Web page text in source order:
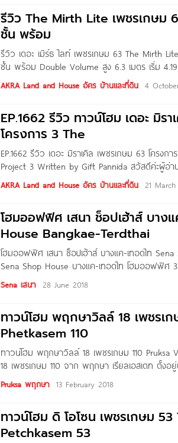
ห้างสรรพสินค้า Lotus’s
รีวิว The Mirth Lite เพชรเกษม
ชั้น พร้อม
รีวิว เดอะ เมิร์ธ ไลท์ เพชรเกษม 63 The Mirth
ชั้น พร้อม Double Volume สูง 6.3 เมตร เริ่ม
Photo by
AKRA Land and House อัคร บ้านและที่ดิน 4
EP.1662 รีวิว ทาวน์โฮม เดอะ มิร
โครงการ 3 The
EP.1662 รีวิว เดอะ มิราเคิล เพชรเกษม 63 โครง
Project 3 Written by Gift Pannida สวัสดีค่ะผู้อ่
จะขอพาไปชมโครงการทาวน์โฮมใหม่ ฝั่งเพชรเกษมกั
เพชรเกษม 63 โครงการ 3 จาก AKRA Land
AKRA Land and House อัคร บ้านและที่ดิน 21
โฮมออฟฟิศ เสนา ช็อปเฮ้าส์ บาง
House Bangkae-Terdthai
โฮมออฟฟิศ เสนา ช็อปเฮ้าส์ บางแค-เทอดไท
Sena Shop House บางแค-เทอดไท โฮมออฟฟิศ
อดไท (ถนนพัฒนาการ) แขวงบางแค เขตบางแค กท
ถนนกาญจนาภิเษก, ถนนกัลปพฤกษ์, ถนนราชพฤกษ์
Sena เสนา 28 June 2018
ทาวน์โฮม พฤกษาวิลล์ 18 เพชรเ
Phetkasem 110
ทาวน์โฮม พฤกษาวิลล์ 18 เพชรเกษม 110 Pruksa
18 เพชรเกษม 110 จาก พฤกษา เรียลเอสเตท ตั้งอ
พลู เขตหนองแขม กทม. เดินทางสะดวกใกล้ถนนเ
พุทธมณฑลสาย 3, ถนนบรมราชชนี และ รถไฟฟ้าส
Pruksa พฤกษา 13 February 2018
ทาวน์โฮม ดิ โอโซน เพชรเกษม
Petchkasem 53